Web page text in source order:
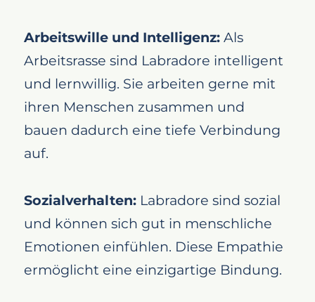
Arbeitswille und Intelligenz: Als
Arbeitsrasse sind Labradore intelligent
und lernwillig. Sie arbeiten gerne mit
ihren Menschen zusammen und
bauen dadurch eine tiefe Verbindung
auf.
Sozialverhalten: Labradore sind sozial
und können sich gut in menschliche
Emotionen einfühlen. Diese Empathie
ermöglicht eine einzigartige Bindung.